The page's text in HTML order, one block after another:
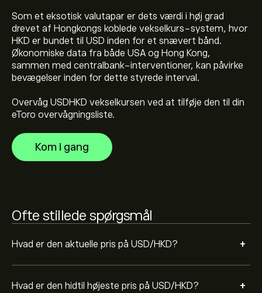
Som et eksotisk valutapar er dets værdi i høj grad
drevet af Hongkongs koblede vekselkurs-system, hvor
HKD er bundet til USD inden for et snævert bånd.
Økonomiske data fra både USA og Hong Kong,
sammen med centralbank-interventioner, kan påvirke
bevægelser inden for dette styrede interval.
Overvåg USDHKD vekselkursen ved at tilføje den til din
eToro overvågningsliste.
Kom i gang
Ofte stillede spørgsmål
Hvad er den aktuelle pris på USD/HKD? +
Hvad er den hidtil højeste pris på USD/HKD? +
USD/HKDs hidtil højeste værdi er 7.85003‎$‎ USD
og zoom ud for at se de historiske prisbevægelser for
USD/HKD. Prisen på USD/HKD har varieret mellem 0‎$‎ i
(USDHKD)" på eToros hjemmeside. Når du har oprettet
en konto og indbetalt et beløb, skal du klikke på